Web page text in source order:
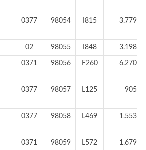
0377 98054 I815 3.779 ab
02 98055 I848 3.198 ab
0371 98056 F260 6.270 ab
0377 98057 L125 905 ab
0377 98058 L469 1.553 ab
0371 98059 L572 1.679 ab